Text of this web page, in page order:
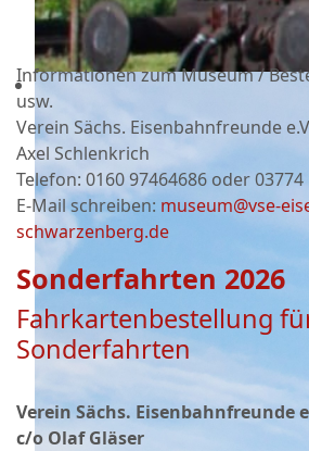
Informationen zum Museum /
usw.
Verein Sächs. Eisenbahnfreunde
Axel Schlenkrich
Telefon: 0160 97464686 oder03774
E-Mail schreiben: museum@vse-
schwarzenberg.de
Sonderfahrten 2026
Fahrkartenbestellung
Sonderfahrten
Verein Sächs. Eisenbahnfreunde
c/o Olaf Gläser